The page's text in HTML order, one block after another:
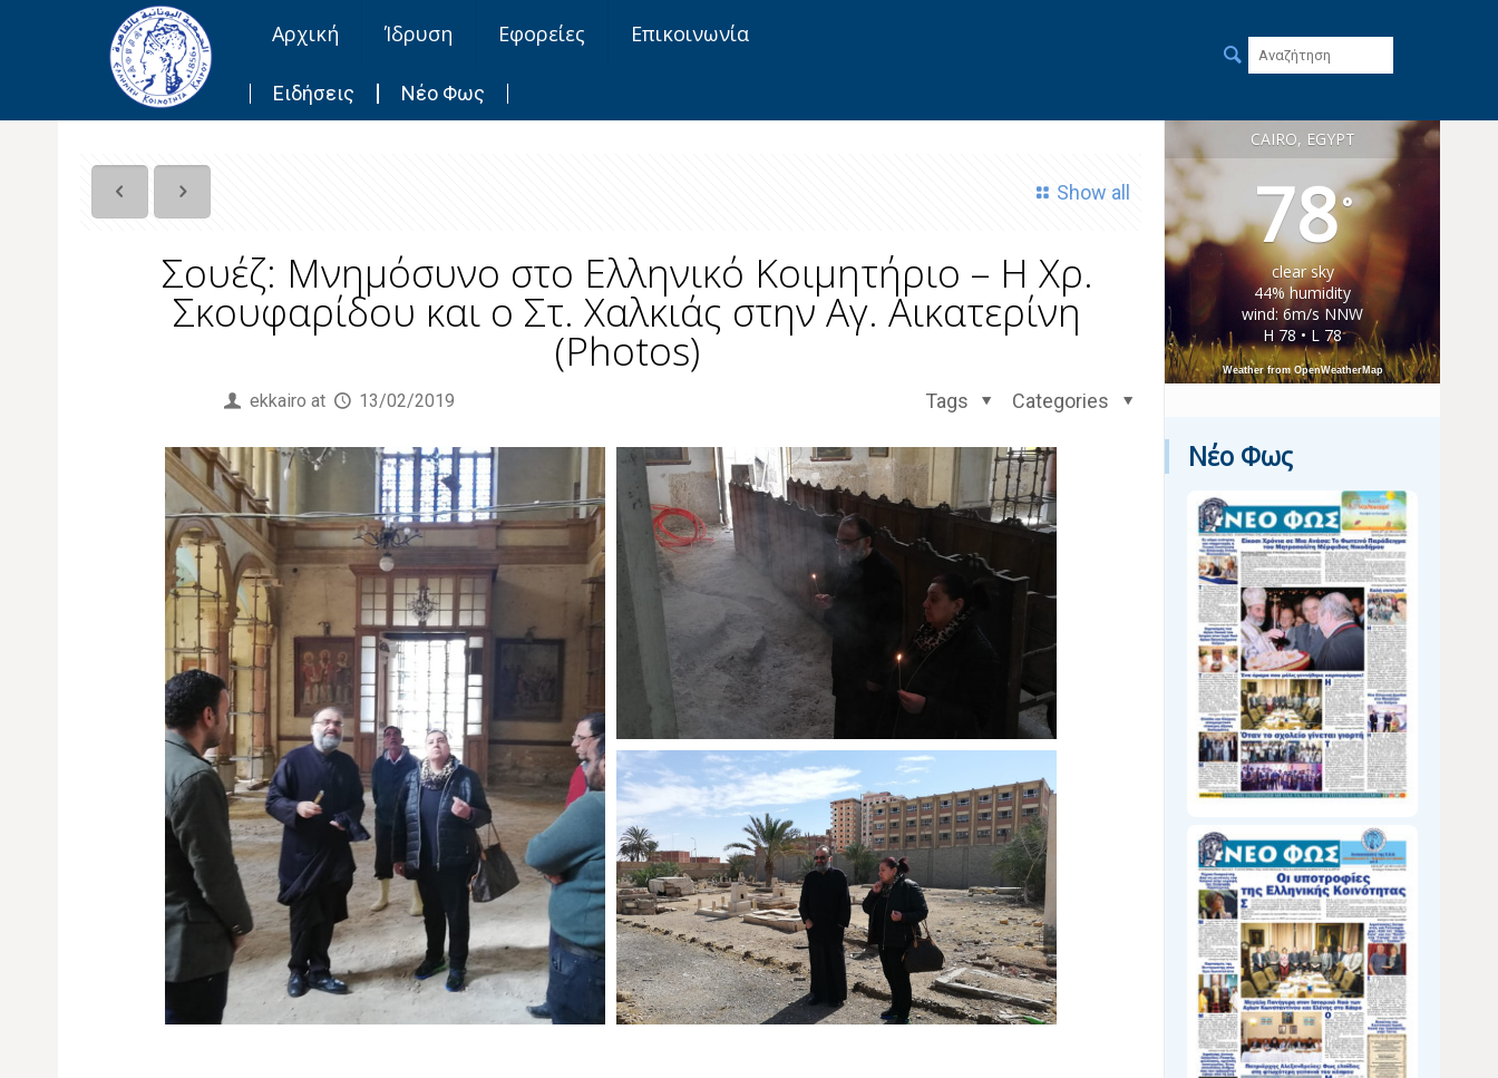
Αρχική Ίδρυση Εφορείες Επικοινωνία
Ειδήσεις Νέο Φως
Show all
Σουέζ: Μνημόσυνο στο Ελληνικό Κοιμητήριο – Η Χρ.
Σκουφαρίδου και ο Στ. Χαλκιάς στην Αγ. Αικατερίνη
(Photos)
ekkairo at 13/02/2019 Categories
Tags
CAIRO, EGYPT
78°
clear sky
44% humidity
wind: 6m/s NNW
H 78 • L 78
Weather from OpenWeatherMap
Νέο Φως